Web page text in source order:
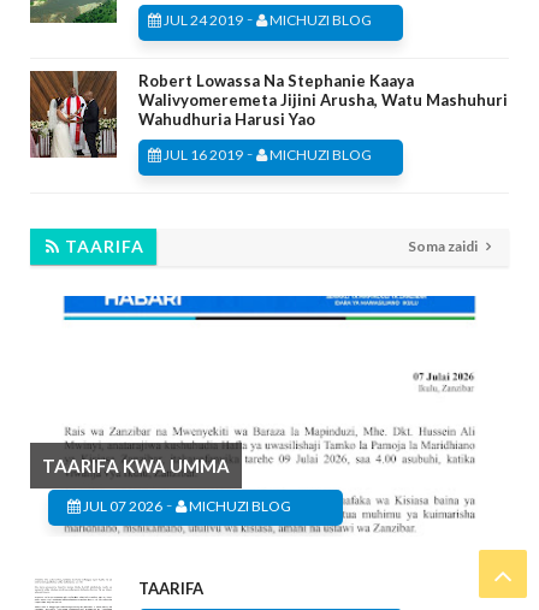
JUL 24 2019 - MICHUZI BLOG
Robert Lowassa Na Stephanie Kaaya
Walivyomeremeta Jijini Arusha, Watu Mashuhuri
Wahudhuria Harusi Yao
JUL 16 2019 - MICHUZI BLOG
TAARIFA Soma zaidi
TAARIFA KWA UMMA
JUL 07 2026 - MICHUZI BLOG
TAARIFA